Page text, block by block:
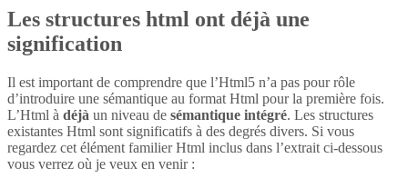
Les structures html ont déjà une
signification
Il est important de comprendre que l’Html5 n’a pas pour rôle
d’introduire une sémantique au format Html pour la première fois.
L’Html à déjà un niveau de sémantique intégré. Les structures
existantes Html sont significatifs à des degrés divers. Si vous
regardez cet élément familier Html inclus dans l’extrait ci-dessous
vous verrez où je veux en venir :